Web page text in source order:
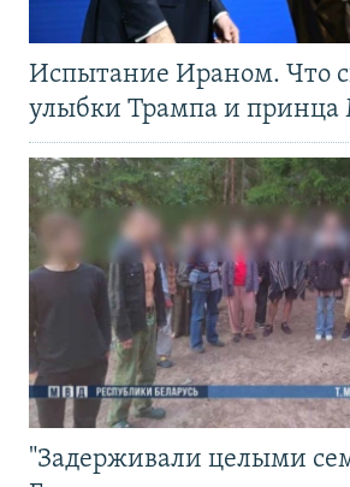
Испытание Ираном. Что
улыбки Трампа и
"Задерживали целыми